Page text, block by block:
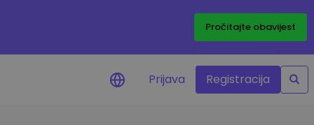
Pročitajte obavijest
Prijava Registracija